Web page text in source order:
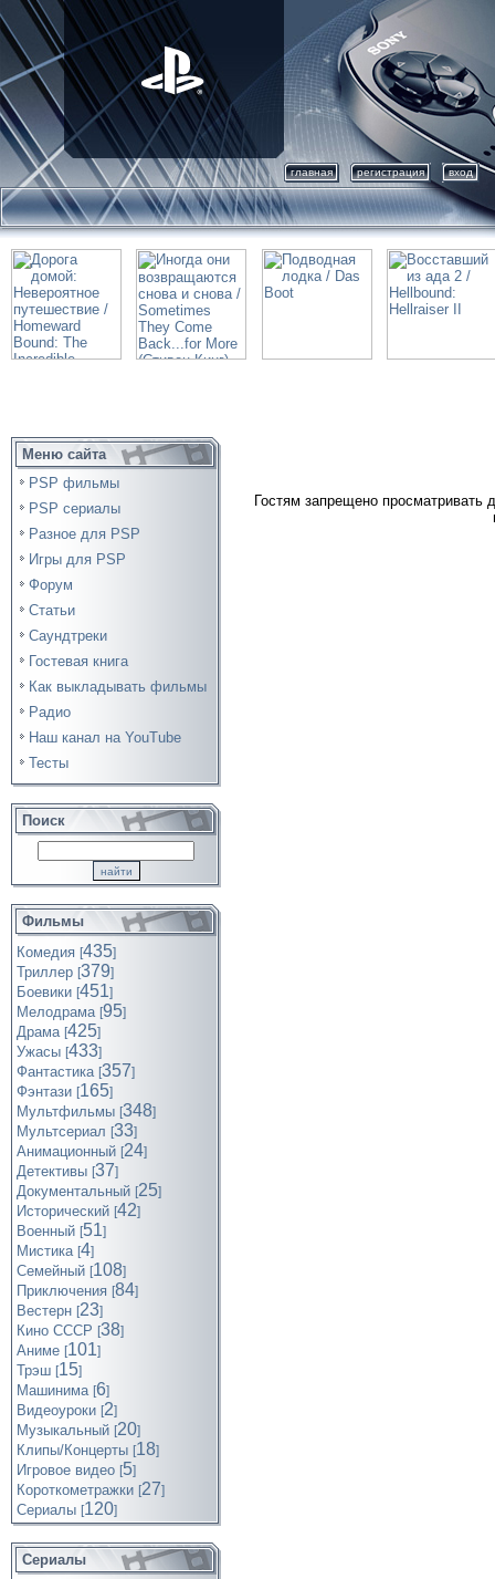
главная регистрация вход
Меню сайта
PSP фильмы
PSP сериалы
Разное для PSP
Игры для PSP
Форум
Статьи
Саундтреки
Гостевая книга
Как выкладывать фильмы
Радио
Наш канал на YouTube
Тесты
Поиск
Фильмы
Комедия [435]
Триллер [379]
Боевики [451]
Мелодрама [95]
Драма [425]
Ужасы [433]
Фантастика [357]
Фэнтази [165]
Мультфильмы [348]
Мультсериал [33]
Анимационный [24]
Детективы [37]
Документальный [25]
Исторический [42]
Военный [51]
Мистика [4]
Семейный [108]
Приключения [84]
Вестерн [23]
Кино СССР [38]
Аниме [101]
Трэш [15]
Машинима [6]
Видеоуроки [2]
Музыкальный [20]
Клипы/Концерты [18]
Игровое видео [5]
Короткометражки [27]
Cериалы [120]
Сериалы
Гостям запрещено просматривать